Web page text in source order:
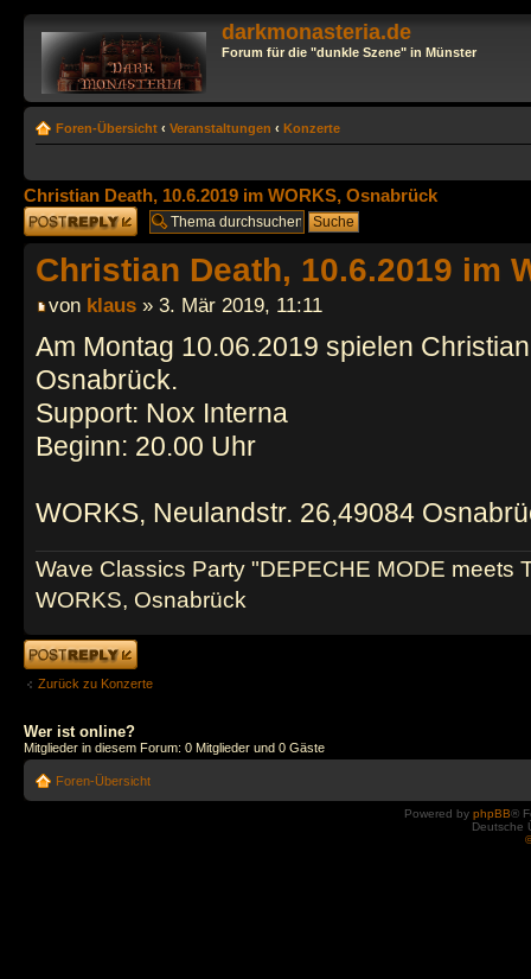
darkmonasteria.de
Forum für die "dunkle Szene" in Münster
Foren-Übersicht ‹ Veranstaltungen ‹ Konzerte
Christian Death, 10.6.2019 im WORKS, Osnabrück
Antwort erstellen
Christian Death, 10.6.2019 im
von klaus » 3. Mär 2019, 11:11
Am Montag 10.06.2019 spielen
Osnabrück.
Support: Nox Interna
Beginn: 20.00 Uhr
WORKS, Neulandstr. 26,49084
Wave Classics Party "DEPECHE MODE meets
WORKS, Osnabrück
Antwort erstellen
Zurück zu Konzerte
Wer ist online?
Mitglieder in diesem Forum: 0 Mitglieder und 0 Gäste
Foren-Übersicht
Powered by phpBB®
Deutsche